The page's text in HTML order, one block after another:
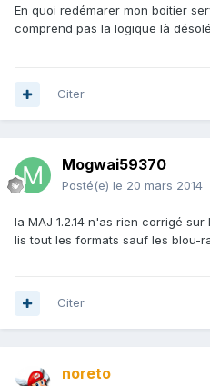
En quoi redémarer mon boitier
comprend pas la logique là
Citer
Mogwai59370
Posté(e) le 20 mars 2014
la MAJ 1.2.14 n'as rien corrigé
lis tout les formats sauf les blou-
Citer
noreto